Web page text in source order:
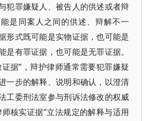
犯罪嫌疑人、被告人的供述或者辩
是同案人之间的供述、辩解不一
形式既可能是实物证据，也可能是
是有罪证据，也可能是无罪证据。
据”，辩护律师通常需要犯罪嫌疑
一步的解释、说明和确认，以澄清
工委刑法室参与刑诉法修改的权威
核实证据”立法规定的解释与适用